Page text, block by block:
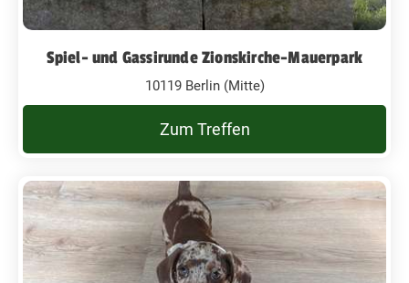
Spiel- und Gassirunde Zionskirche-Mauerpark
10119 Berlin (Mitte)
Zum Treffen